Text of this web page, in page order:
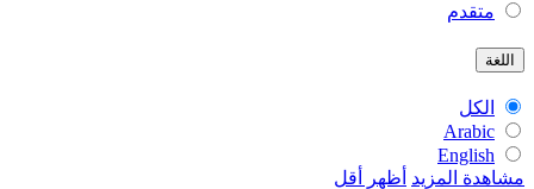
متقدم
اللغة
الكل
Arabic
English
مشاهدة المزيد أظهر أقل